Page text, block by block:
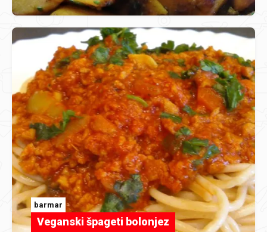
barmar
Veganski špageti bolonjez